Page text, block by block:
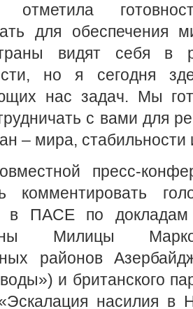
отметила
для обеспечения
видят себя в
но я сегодня
нас задач. Мы
с вами для
– мира, стабильности
пресс-
комментировать
в ПАСЕ по
Милицы
районов
и британского
насилия в